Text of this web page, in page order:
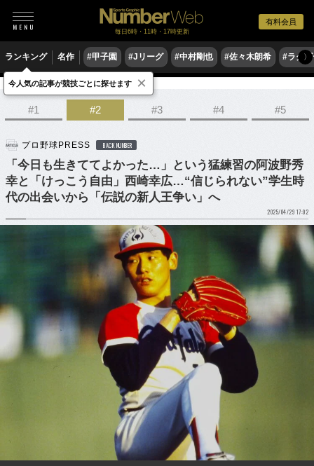
有料会員
毎日6時・11時・17時更新
ランキング 名作 #甲子園 #Jリーグ #中村剛也 #佐々木朗希 #ラグ〉
野球 プロ野球
#1 #2 #3 #4 #5
プロ野球PRESS BACK NUMBER
「今日も生きててよかった…」という猛練習の阿波野秀
幸と「けっこう自由」西崎幸広…“信じられない”学生時
代の出会いから「伝説の新人王争い」へ
2025/04/29 17:02
今人気の記事が競技ごとに探せます ×